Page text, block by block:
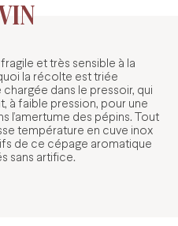
et très sensible à la
la récolte est triée
dans le pressoir, qui
faible pression, pour une
l’amertume des pépins. Tout
température en cuve inox
de ce cépage aromatique
sans artifice.